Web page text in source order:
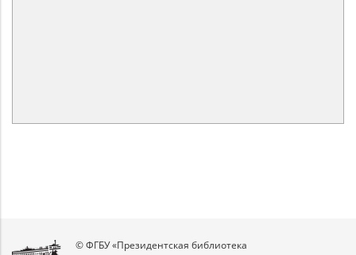
© ФГБУ «Президентская библиотека